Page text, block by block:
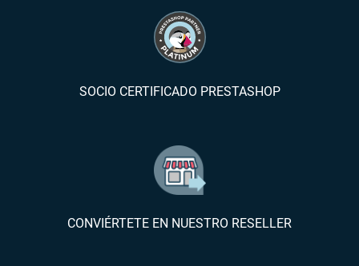
SOCIO CERTIFICADO PRESTASHOP
CONVIÉRTETE EN NUESTRO RESELLER